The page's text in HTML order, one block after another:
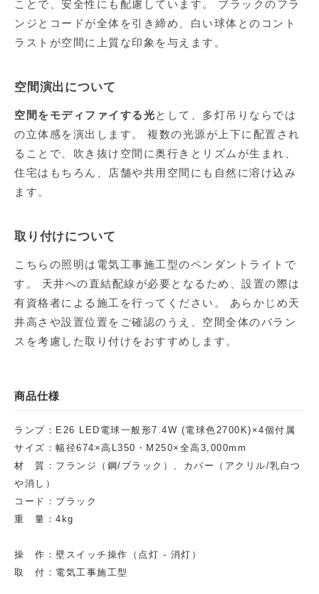
ことで、安全性にも配慮しています。 ブラックのフラ
ンジとコードが全体を引き締め、白い球体とのコント
ラストが空間に上質な印象を与えます。
空間演出について
空間をモディファイする光として、多灯吊りならでは
の立体感を演出します。 複数の光源が上下に配置され
ることで、吹き抜け空間に奥行きとリズムが生まれ、
住宅はもちろん、店舗や共用空間にも自然に溶け込み
ます。
取り付けについて
こちらの照明は電気工事施工型のペンダントライトで
す。 天井への直結配線が必要となるため、設置の際は
有資格者による施工を行ってください。 あらかじめ天
井高さや設置位置をご確認のうえ、空間全体のバラン
スを考慮した取り付けをおすすめします。
商品仕様
ランプ：E26 LED電球一般形7.4W (電球色2700K)×4個付属
サイズ：幅径674×高L350・M250×全高3,000mm
材 質：フランジ（鋼/ブラック）、カバー（アクリル/乳白つ
や消し）
コード：ブラック
重 量：4kg
操 作：壁スイッチ操作（点灯 - 消灯）
取 付：電気工事施工型